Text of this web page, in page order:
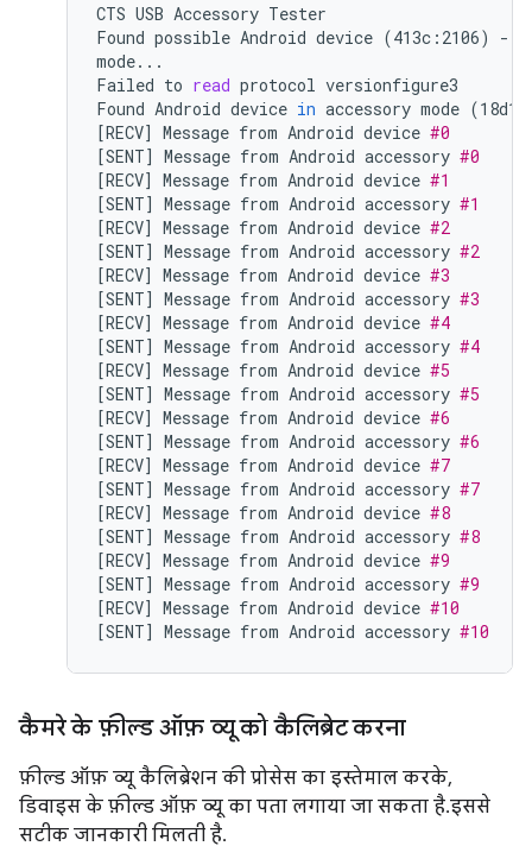
CTS USB Accessory Tester
Found possible Android device (413c:2106) -
mode...
Failed to read protocol versionfigure3
Found Android device in accessory mode (
[RECV] Message from Android device #0
[SENT] Message from Android accessory #0
[RECV] Message from Android device #1
[SENT] Message from Android accessory #1
[RECV] Message from Android device #2
[SENT] Message from Android accessory #2
[RECV] Message from Android device #3
[SENT] Message from Android accessory #3
[RECV] Message from Android device #4
[SENT] Message from Android accessory #4
[RECV] Message from Android device #5
[SENT] Message from Android accessory #5
[RECV] Message from Android device #6
[SENT] Message from Android accessory #6
[RECV] Message from Android device #7
[SENT] Message from Android accessory #7
[RECV] Message from Android device #8
[SENT] Message from Android accessory #8
[RECV] Message from Android device #9
[SENT] Message from Android accessory #9
[RECV] Message from Android device #10
[SENT] Message from Android accessory #10
कैमरे के फ़ील्ड ऑफ़ व्यू को कैलिब्रेट करना
फ़ील्ड ऑफ़ व्यू कैलिब्रेशन की प्रोसेस का इस्तेमाल करके,
डिवाइस के फ़ील्ड ऑफ़ व्यू का पता लगाया जा सकता है. इससे
सटीक जानकारी मिलती है.